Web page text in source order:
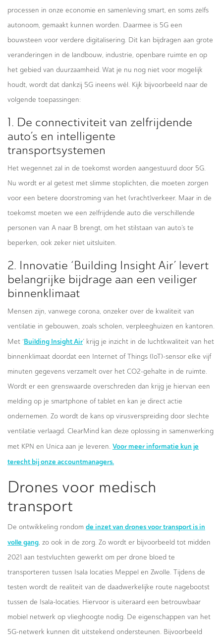
processen in onze economie en samenleving smart, en soms zelfs
autonoom, gemaakt kunnen worden. Daarmee is 5G een
bouwsteen voor verdere digitalisering. Dit kan bijdragen aan grote
veranderingen in de landbouw, industrie, openbare ruimte en op
het gebied van duurzaamheid. Wat je nu nog niet voor mogelijk
houdt, wordt dat dankzij 5G ineens wél. Kijk bijvoorbeeld naar de
volgende toepassingen:
1. De connectiviteit van zelfrijdende
auto’s en intelligente
transportsystemen
Het wegennet zal in de toekomst worden aangestuurd door 5G.
Nu wordt er al getest met slimme stoplichten, die moeten zorgen
voor een betere doorstroming van het (vracht)verkeer. Maar in de
toekomst moeten we een zelfrijdende auto die verschillende
personen van A naar B brengt, om het stilstaan van auto’s te
beperken, ook zeker niet uitsluiten.
2. Innovatie ‘Building Insight Air’ levert
belangrijke bijdrage aan een veiliger
binnenklimaat
Mensen zijn, vanwege corona, onzeker over de kwaliteit van
ventilatie in gebouwen, zoals scholen, verpleeghuizen en kantoren.
Met ‘Building Insight Air’ krijg je inzicht in de luchtkwaliteit van het
binnenklimaat doordat een Internet of Things (IoT)-sensor elke vijf
minuten gegevens verzamelt over het CO2-gehalte in de ruimte.
Wordt er een grenswaarde overschreden dan krijg je hiervan een
melding op je smartphone of tablet en kan je direct actie
ondernemen. Zo wordt de kans op virusverspreiding door slechte
ventilatie verlaagd. ClearMind kan deze oplossing in samenwerking
met KPN en Unica aan je leveren. Voor meer informatie kun je
terecht bij onze accountmanagers.
Drones voor medisch
transport
De ontwikkeling rondom de inzet van drones voor transport is in
volle gang, zo ook in de zorg. Zo wordt er bijvoorbeeld tot midden
2021 aan testvluchten gewerkt om per drone bloed te
transporteren tussen Isala locaties Meppel en Zwolle. Tijdens de
testen wordt de realiteit van de daadwerkelijke route nagebootst
tussen de Isala-locaties. Hiervoor is uiteraard een betrouwbaar
mobiel netwerk op vlieghoogte nodig. De eigenschappen van het
5G-netwerk kunnen dit uitstekend ondersteunen. Bijvoorbeeld